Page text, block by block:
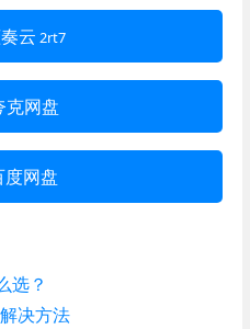
云 2rt7
克网盘
度网盘
选？
决方法